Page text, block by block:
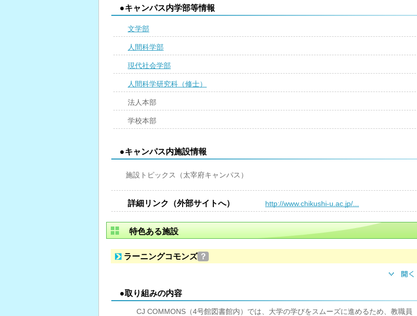
●キャンパス内学部等情報
文学部
人間科学部
現代社会学部
人間科学研究科（修士）
法人本部
学校本部
●キャンパス内施設情報
施設トピックス（太宰府キャンパス）
詳細リンク（外部サイトへ） http://www.chikushi-u.ac.jp/...
特色ある施設
ラーニングコモンズ ？
●取り組みの内容
CJ COMMONS（4号館図書館内）では、大学の学びをスムーズに進めるため、教職員